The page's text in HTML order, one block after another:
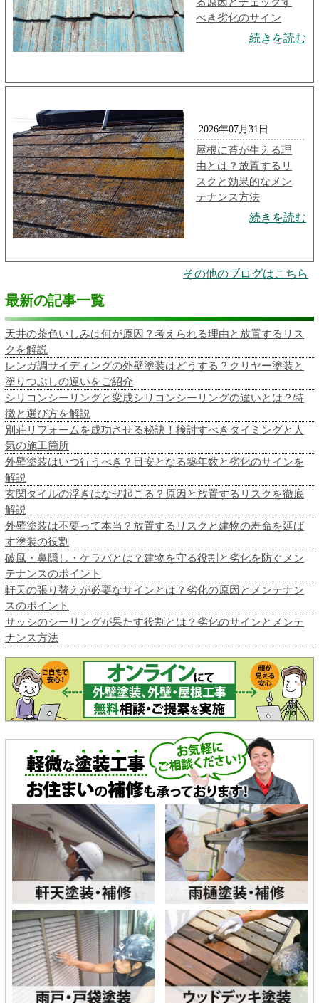
べき劣化のサイン
続きを読む
2026年07月31日
屋根に苔が生える理
由とは？放置するリ
スクと効果的なメン
テナンス方法
続きを読む
その他のブログはこちら
最新の記事一覧
天井の茶色いしみは何が原因？考えられる理由と放置するリス
クを解説
レンガ調サイディングの外壁塗装はどうする？クリヤー塗装と
塗りつぶしの違いをご紹介
シリコンシーリングと変成シリコンシーリングの違いとは？特
徴と選び方を解説
別荘リフォームを成功させる秘訣！検討すべきタイミングと人
気の施工箇所
外壁塗装はいつ行うべき？目安となる築年数と劣化のサインを
解説
玄関タイルの浮きはなぜ起こる？原因と放置するリスクを徹底
解説
外壁塗装は不要って本当？放置するリスクと建物の寿命を延ば
す塗装の役割
破風・鼻隠し・ケラバとは？建物を守る役割と劣化を防ぐメン
テナンスのポイント
軒天の張り替えが必要なサインとは？劣化の原因とメンテナン
スのポイント
サッシのシーリングが果たす役割とは？劣化のサインとメンテ
ナンス方法